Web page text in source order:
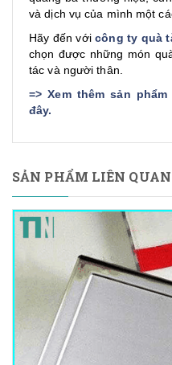
và dịch vụ của mình một
Hãy đến vớicông ty quà
chọn được những món
tác và người thân.
=>Xem thêm sản
đây.
SẢN PHẨM LIÊN QUAN